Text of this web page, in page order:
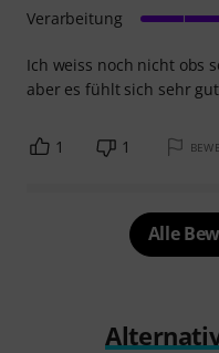
Ich weiss noch nicht obs
aber es fühlt sich sehr
Verarbeitung
1 1
Alle